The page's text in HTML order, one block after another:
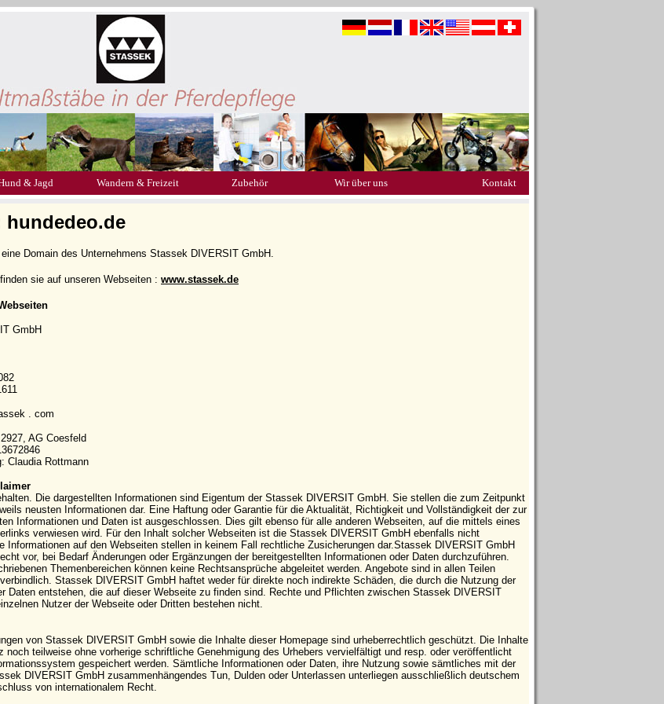
& Jagd Wandern & Freizeit Zubehör Wir über uns Kontakt
hundedeo.de
Domain des Unternehmens Stassek DIVERSIT GmbH.
sie auf unseren Webseiten : www.stassek.de
GmbH
. com
AG Coesfeld
Claudia Rottmann
Die dargestellten Informationen sind Eigentum der Stassek DIVERSIT GmbH. Sie stellen die zum Zeitpunkt
neusten Informationen dar. Eine Haftung oder Garantie für die Aktualität, Richtigkeit und Vollständigkeit der zur
Informationen und Daten ist ausgeschlossen. Dies gilt ebenso für alle anderen Webseiten, auf die mittels eines
verwiesen wird. Für den Inhalt solcher Webseiten ist die Stassek DIVERSIT GmbH ebenfalls nicht
Informationen auf den Webseiten stellen in keinem Fall rechtliche Zusicherungen dar.Stassek DIVERSIT GmbH
vor, bei Bedarf Änderungen oder Ergänzungen der bereitgestellten Informationen oder Daten durchzuführen.
Themenbereichen können keine Rechtsansprüche abgeleitet werden. Angebote sind in allen Teilen
Stassek DIVERSIT GmbH haftet weder für direkte noch indirekte Schäden, die durch die Nutzung der
Daten entstehen, die auf dieser Webseite zu finden sind. Rechte und Pflichten zwischen Stassek DIVERSIT
Nutzer der Webseite oder Dritten bestehen nicht.
von Stassek DIVERSIT GmbH sowie die Inhalte dieser Homepage sind urheberrechtlich geschützt. Die Inhalte
noch teilweise ohne vorherige schriftliche Genehmigung des Urhebers vervielfältigt und resp. oder veröffentlicht
gespeichert werden. Sämtliche Informationen oder Daten, ihre Nutzung sowie sämtliches mit der
DIVERSIT GmbH zusammenhängendes Tun, Dulden oder Unterlassen unterliegen ausschließlich deutschem
von internationalem Recht.